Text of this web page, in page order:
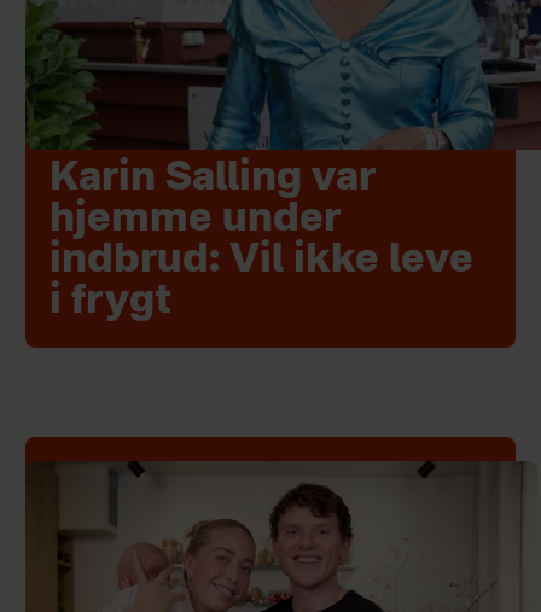
Karin Salling var
hjemme under
indbrud: Vil ikke leve
i frygt